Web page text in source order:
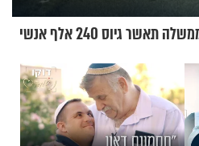
על רקע החשש מהסלמה: הממשלה תאשר גיוס 240 אלף אנשי